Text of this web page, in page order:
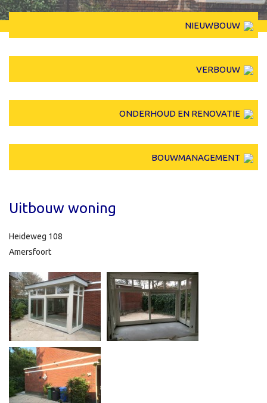
NIEUWBOUW
VERBOUW
ONDERHOUD EN RENOVATIE
BOUWMANAGEMENT
Uitbouw woning
Heideweg 108
Amersfoort